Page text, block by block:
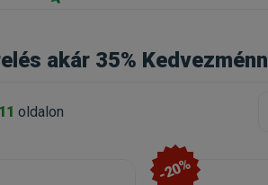
akár 35%
11 oldalon
-20%